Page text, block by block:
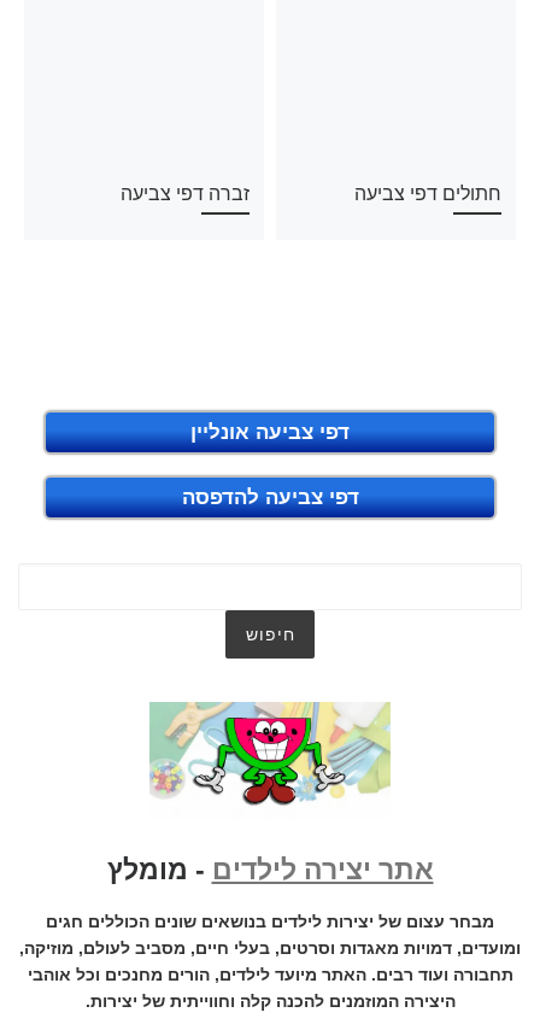
חתולים דפי צביעה זברה דפי צביעה
דפי צביעה אונליין
דפי צביעה להדפסה
אתר יצירה לילדים - מומלץ
מבחר עצום של יצירות לילדים בנושאים שונים הכוללים חגים
ומועדים, דמויות מאגדות וסרטים, בעלי חיים, מסביב לעולם, מוזיקה,
תחבורה ועוד רבים. האתר מיועד לילדים, הורים מחנכים וכל אוהבי
היצירה המוזמנים להכנה קלה וחווייתית של יצירות.